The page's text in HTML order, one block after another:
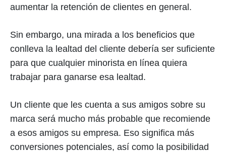
aumentar la retención de clientes en general.
Sin embargo, una mirada a los beneficios que
conlleva la lealtad del cliente debería ser suficiente
para que cualquier minorista en línea quiera
trabajar para ganarse esa lealtad.
Un cliente que les cuenta a sus amigos sobre su
marca será mucho más probable que recomiende
a esos amigos su empresa. Eso significa más
conversiones potenciales, así como la posibilidad